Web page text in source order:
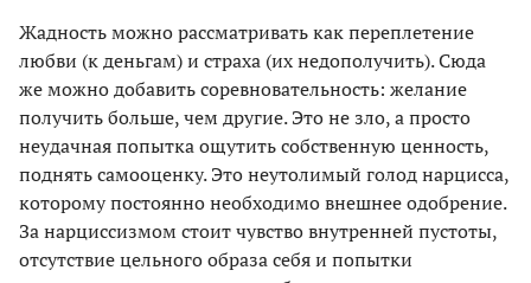
Жадность можно рассматривать как переплетение
любви (к деньгам) и страха (их недополучить). Сюда
же можно добавить соревновательность: желание
получить больше, чем другие. Это не зло, а просто
неудачная попытка ощутить собственную ценность,
поднять самооценку. Это неутолимый голод нарцисса,
которому постоянно необходимо внешнее одобрение.
За нарциссизмом стоит чувство внутренней пустоты,
отсутствие цельного образа себя и попытки